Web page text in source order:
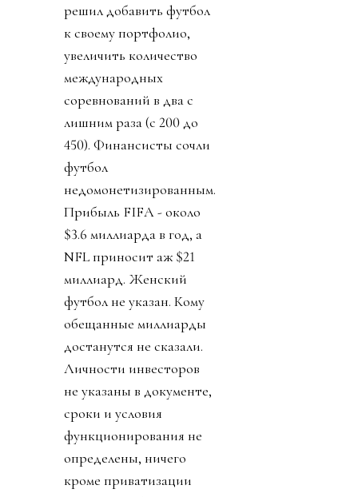
решил добавить футбол
к своему портфолио,
увеличить количество
международных
соревнований в два с
лишним раза (с 200 до
450). Финансисты сочли
футбол
недомонетизированным.
Прибыль FIFA - около
$3.6 миллиарда в год, а
NFL приносит аж $21
миллиард. Женский
футбол не указан. Кому
обещанные миллиарды
достанутся не сказали.
Личности инвесторов
не указаны в документе,
сроки и условия
функционирования не
определены, ничего
кроме приватизации